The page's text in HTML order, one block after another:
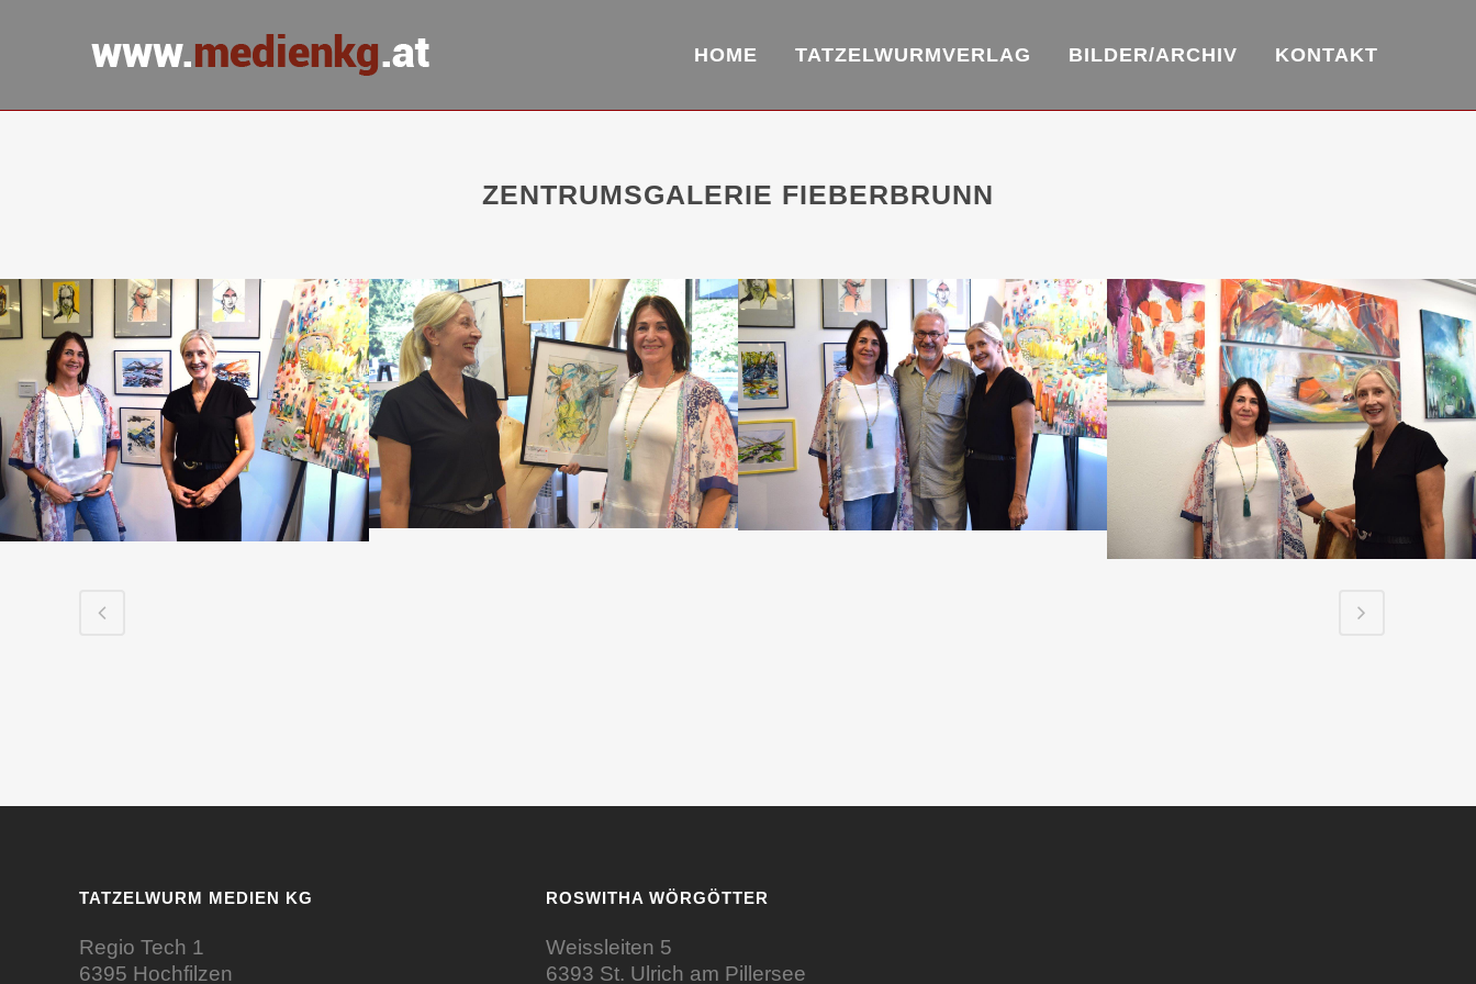
HOME TATZELWURMVERLAG BILDER/ARCHIV KONTAKT
ZENTRUMSGALERIE FIEBERBRUNN
TATZELWURM MEDIEN KG
Regio Tech 1
6395 Hochfilzen
ROSWITHA WÖRGÖTTER
Weissleiten 5
6393 St. Ulrich am Pillersee